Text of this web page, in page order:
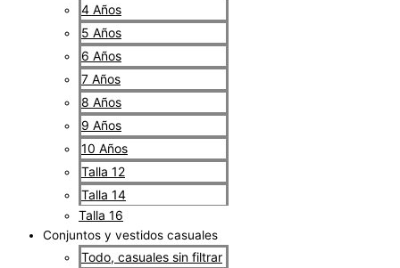
4 Años
5 Años
6 Años
7 Años
8 Años
9 Años
10 Años
Talla 12
Talla 14
Talla 16
Conjuntos y vestidos casuales
Todo, casuales sin filtrar